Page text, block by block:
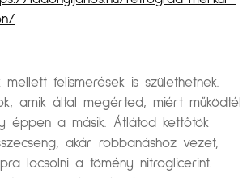
mellett felismerések is születhetnek.
amik által megérted, miért működtél
éppen a másik. Átlátod kettőtök
akár robbanáshoz vezet,
locsolni a tömény nitroglicerint.